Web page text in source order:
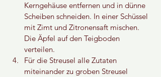
Kerngehäuse entfernen und in dünne
Scheiben schneiden. In einer Schüssel
mit Zimt und Zitronensaft mischen.
Die Äpfel auf den Teigboden
verteilen.
Für die Streusel alle Zutaten
miteinander zu groben Streusel